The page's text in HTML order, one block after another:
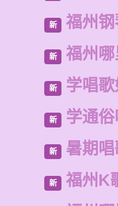
新 福州
新 福州
新 学唱
新 学通
新 暑期唱
新
福州K